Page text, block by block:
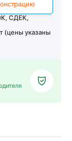
СДЕК,
(цены указаны